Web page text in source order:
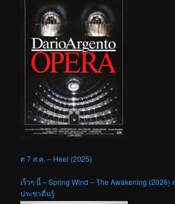
ศ 7 ส.ค. – Heel (2025)
เร็วๆ นี้ – Spring Wind – The Awakening
ประชาตื่นรู้